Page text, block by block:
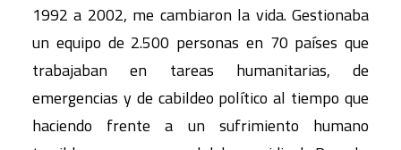
1992 a 2002, me cambiaron la vida. Gestionaba
un equipo de 2.500 personas en 70 países que
trabajaban en tareas humanitarias, de
emergencias y de cabildeo político al tiempo que
haciendo frente a un sufrimiento humano